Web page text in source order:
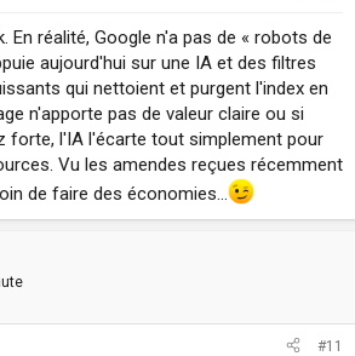
En réalité, Google n'a pas de « robots de
aujourd'hui sur une IA et des filtres
qui nettoient et purgent l'index en
n'apporte pas de valeur claire ou si
forte, l'IA l'écarte tout simplement pour
Vu les amendes reçues récemment
de faire des économies...
#11